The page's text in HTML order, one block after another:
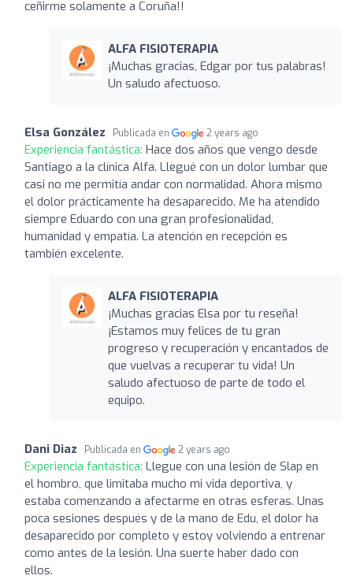
ceñirme solamente a Coruña!!
ALFA FISIOTERAPIA
¡Muchas gracias, Edgar por tus palabras!
Un saludo afectuoso.
Elsa González Publicada en 2 years ago
Experiencia fantástica: Hace dos años que vengo desde
Santiago a la clínica Alfa. Llegué con un dolor lumbar que
casi no me permitía andar con normalidad. Ahora mismo
el dolor prácticamente ha desaparecido. Me ha atendido
siempre Eduardo con una gran profesionalidad,
humanidad y empatía. La atención en recepción es
también excelente.
ALFA FISIOTERAPIA
¡Muchas gracias Elsa por tu reseña!
¡Estamos muy felices de tu gran
progreso y recuperación y encantados de
que vuelvas a recuperar tu vida! Un
saludo afectuoso de parte de todo el
equipo.
Dani Diaz Publicada en 2 years ago
Experiencia fantástica: Llegue con una lesión de Slap en
el hombro, que limitaba mucho mi vida deportiva, y
estaba comenzando a afectarme en otras esferas. Unas
poca sesiones después y de la mano de Edu, el dolor ha
desaparecido por completo y estoy volviendo a entrenar
como antes de la lesión. Una suerte haber dado con
ellos.